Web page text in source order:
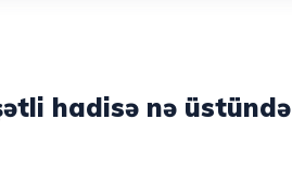
hadisə nə üstündə